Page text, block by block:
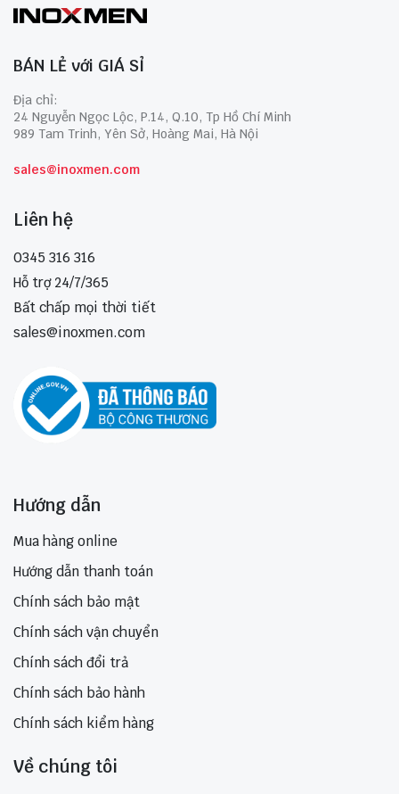
BÁN LẺ với GIÁ SỈ
Địa chỉ:
24 Nguyễn Ngọc Lộc, P.14, Q.10, Tp Hồ Chí Minh
989 Tam Trinh, Yên Sở, Hoàng Mai, Hà Nội
sales@inoxmen.com
Liên hệ
0345 316 316
Hỗ trợ 24/7/365
Bất chấp mọi thời tiết
sales@inoxmen.com
Hướng dẫn
Mua hàng online
Hướng dẫn thanh toán
Chính sách bảo mật
Chính sách vận chuyển
Chính sách đổi trả
Chính sách bảo hành
Chính sách kiểm hàng
Về chúng tôi